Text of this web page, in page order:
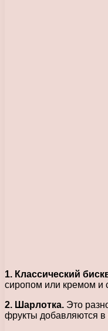
1. Классический
сиропом или кремом и
2. Шарлотка. Это
фрукты добавляются